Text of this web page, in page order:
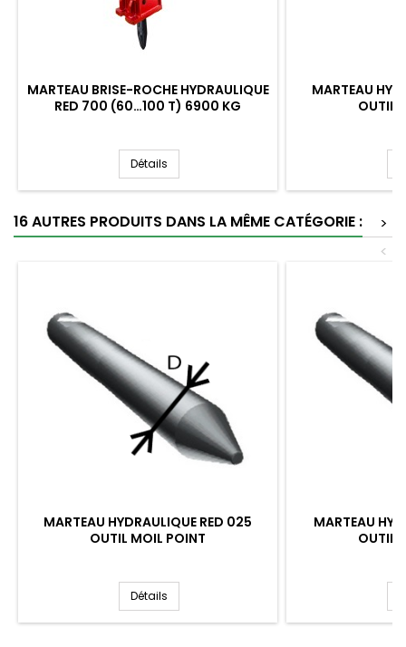
MARTEAU BRISE-ROCHE HYDRAULIQUE
RED 700 (60…100 T) 6900 KG
Détails
MARTEAU
OUTIL
16 AUTRES PRODUITS DANS LA MÊME CATÉGORIE :
>
<
MARTEAU HYDRAULIQUE RED 025
OUTIL MOIL POINT
Détails
MARTEAU
OUTIL